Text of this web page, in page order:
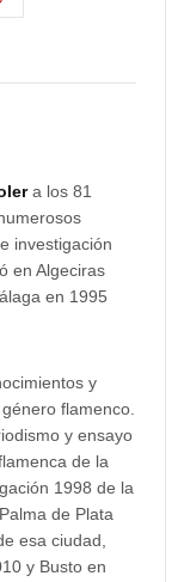
a los 81
investigación
en Algeciras
en 1995
y
flamenco.
y ensayo
de la
1998 de la
de Plata
esa ciudad,
y Busto en